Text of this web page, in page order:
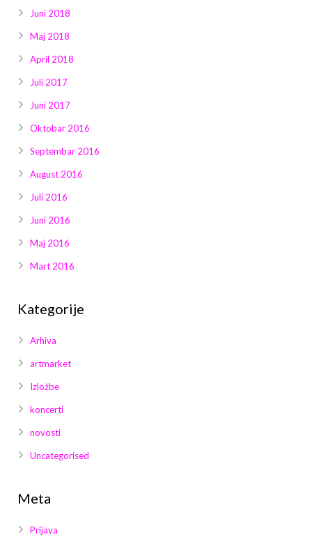
Juni 2018
Maj 2018
April 2018
Juli 2017
Juni 2017
Oktobar 2016
Septembar 2016
August 2016
Juli 2016
Juni 2016
Maj 2016
Mart 2016
Kategorije
Arhiva
artmarket
Izložbe
koncerti
novosti
Uncategorised
Meta
Prijava